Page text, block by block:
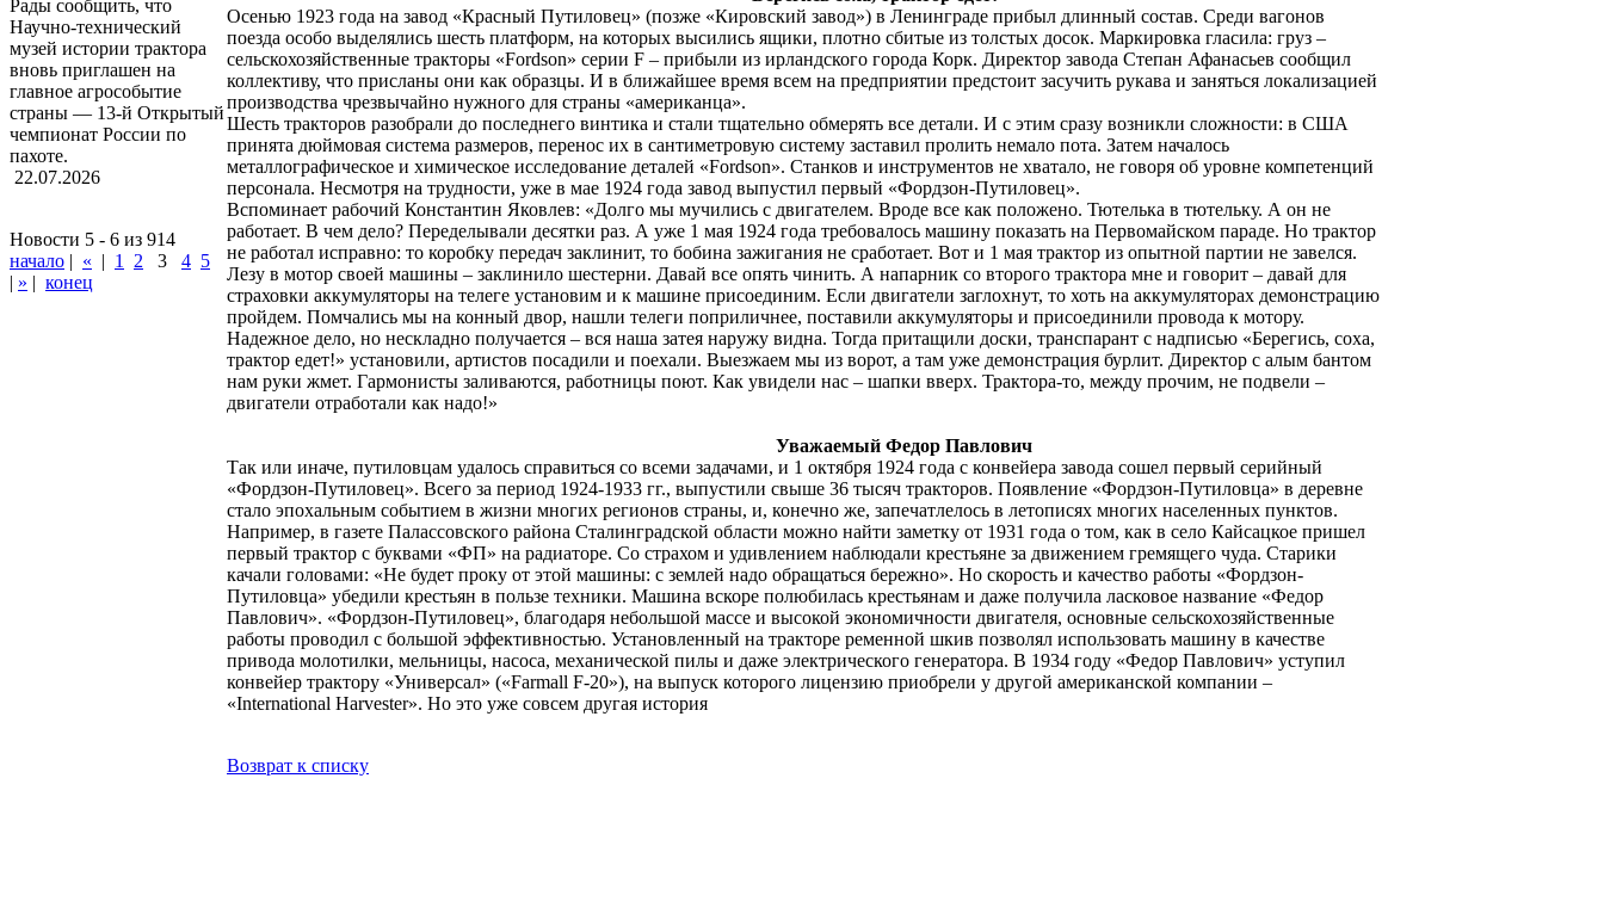
Рады сообщить, что
Научно-технический
музей истории трактора
вновь приглашен на
главное агрособытие
страны — 13-й Открытый
чемпионат России по
пахоте.
22.07.2026
Новости 5 - 6 из 914
начало | « | 1 2 3 4 5
| » | конец
Осенью 1923 года на завод «Красный Путиловец» (позже «Кировский завод») в Ленинграде прибыл длинный состав. Среди вагонов
поезда особо выделялись шесть платформ, на которых высились ящики, плотно сбитые из толстых досок. Маркировка гласила: груз –
сельскохозяйственные тракторы «Fordson» серии F – прибыли из ирландского города Корк. Директор завода Степан Афанасьев сообщил
коллективу, что присланы они как образцы. И в ближайшее время всем на предприятии предстоит засучить рукава и заняться локализацией
производства чрезвычайно нужного для страны «американца».
Шесть тракторов разобрали до последнего винтика и стали тщательно обмерять все детали. И с этим сразу возникли сложности: в США
принята дюймовая система размеров, перенос их в сантиметровую систему заставил пролить немало пота. Затем началось
металлографическое и химическое исследование деталей «Fordson». Станков и инструментов не хватало, не говоря об уровне компетенций
персонала. Несмотря на трудности, уже в мае 1924 года завод выпустил первый «Фордзон-Путиловец».
Вспоминает рабочий Константин Яковлев: «Долго мы мучились с двигателем. Вроде все как положено. Тютелька в тютельку. А он не
работает. В чем дело? Переделывали десятки раз. А уже 1 мая 1924 года требовалось машину показать на Первомайском параде. Но трактор
не работал исправно: то коробку передач заклинит, то бобина зажигания не сработает. Вот и 1 мая трактор из опытной партии не завелся.
Лезу в мотор своей машины – заклинило шестерни. Давай все опять чинить. А напарник со второго трактора мне и говорит – давай для
страховки аккумуляторы на телеге установим и к машине присоединим. Если двигатели заглохнут, то хоть на аккумуляторах демонстрацию
пройдем. Помчались мы на конный двор, нашли телеги поприличнее, поставили аккумуляторы и присоединили провода к мотору.
Надежное дело, но нескладно получается – вся наша затея наружу видна. Тогда притащили доски, транспарант с надписью «Берегись, соха,
трактор едет!» установили, артистов посадили и поехали. Выезжаем мы из ворот, а там уже демонстрация бурлит. Директор с алым бантом
нам руки жмет. Гармонисты заливаются, работницы поют. Как увидели нас – шапки вверх. Трактора-то, между прочим, не подвели –
двигатели отработали как надо!»
Уважаемый Федор Павлович
Так или иначе, путиловцам удалось справиться со всеми задачами, и 1 октября 1924 года с конвейера завода сошел первый серийный
«Фордзон-Путиловец». Всего за период 1924-1933 гг., выпустили свыше 36 тысяч тракторов. Появление «Фордзон-Путиловца» в деревне
стало эпохальным событием в жизни многих регионов страны, и, конечно же, запечатлелось в летописях многих населенных пунктов.
Например, в газете Палассовского района Сталинградской области можно найти заметку от 1931 года о том, как в село Кайсацкое пришел
первый трактор с буквами «ФП» на радиаторе. Со страхом и удивлением наблюдали крестьяне за движением гремящего чуда. Старики
качали головами: «Не будет проку от этой машины: с землей надо обращаться бережно». Но скорость и качество работы «Фордзон-
Путиловца» убедили крестьян в пользе техники. Машина вскоре полюбилась крестьянам и даже получила ласковое название «Федор
Павлович». «Фордзон-Путиловец», благодаря небольшой массе и высокой экономичности двигателя, основные сельскохозяйственные
работы проводил с большой эффективностью. Установленный на тракторе ременной шкив позволял использовать машину в качестве
привода молотилки, мельницы, насоса, механической пилы и даже электрического генератора. В 1934 году «Федор Павлович» уступил
конвейер трактору «Универсал» («Farmall F-20»), на выпуск которого лицензию приобрели у другой американской компании –
«International Harvester». Но это уже совсем другая история
Возврат к списку